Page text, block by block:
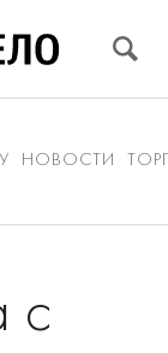
НОВОСТИ
с